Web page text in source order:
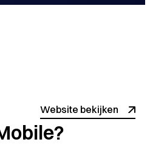
Website bekijken